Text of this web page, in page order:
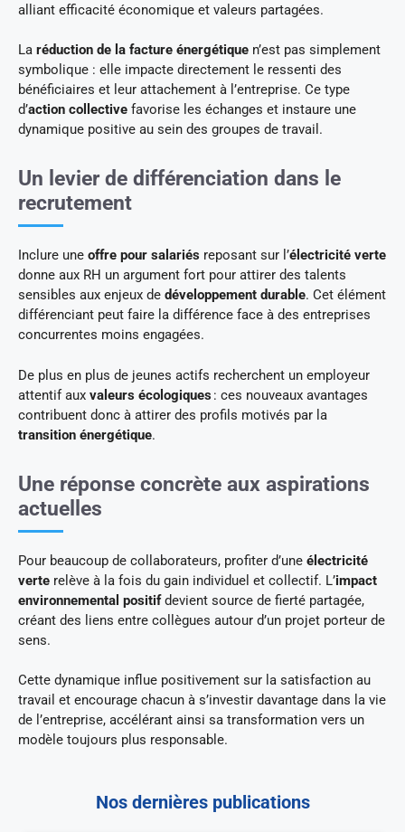
alliant efficacité économique et valeurs partagées.
La réduction de la facture énergétique n’est pas simplement
symbolique : elle impacte directement le ressenti des
bénéficiaires et leur attachement à l’entreprise. Ce type
d’action collective favorise les échanges et instaure une
dynamique positive au sein des groupes de travail.
Un levier de différenciation dans le
recrutement
Inclure une offre pour salariés reposant sur l’électricité verte
donne aux RH un argument fort pour attirer des talents
sensibles aux enjeux de développement durable. Cet élément
différenciant peut faire la différence face à des entreprises
concurrentes moins engagées.
De plus en plus de jeunes actifs recherchent un employeur
attentif aux valeurs écologiques: ces nouveaux avantages
contribuent donc à attirer des profils motivés par la
transition énergétique.
Une réponse concrète aux aspirations
actuelles
Pour beaucoup de collaborateurs, profiter d’une électricité
verte relève à la fois du gain individuel et collectif. L’impact
environnemental positifdevient source de fierté partagée,
créant des liens entre collègues autour d’un projet porteur de
sens.
Cette dynamique influe positivement sur la satisfaction au
travail et encourage chacun à s’investir davantage dans la vie
de l’entreprise, accélérant ainsi sa transformation vers un
modèle toujours plus responsable.
Nos dernières publications